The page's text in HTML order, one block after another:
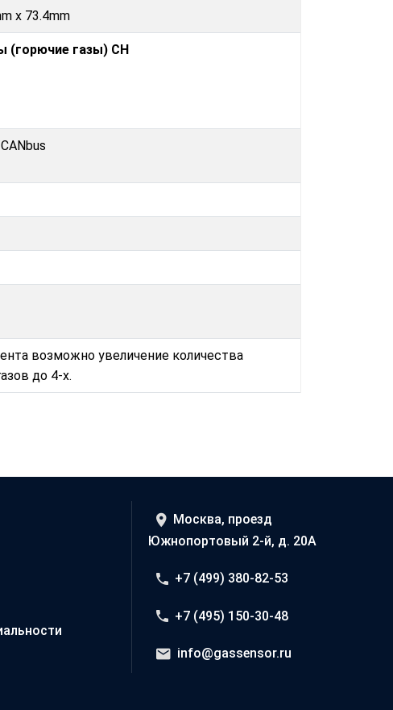
x 73.4mm
(горючие газы) CH
возможно увеличение количества
до 4-х.
Москва, проезд
Южнопортовый 2-й, д. 20А
+7 (499) 380-82-53
+7 (495) 150-30-48
info@gassensor.ru